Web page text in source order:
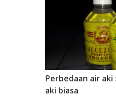
Perbedaan air
aki biasa